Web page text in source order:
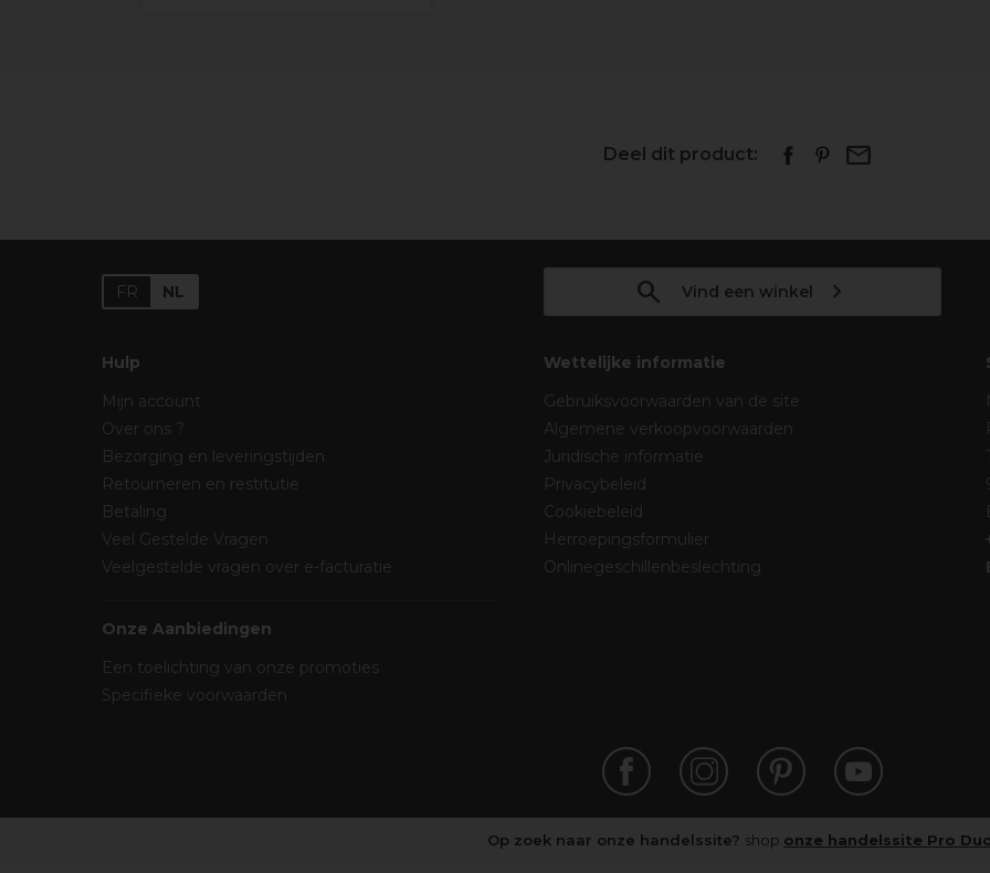
Deel dit product:
FR NL Vind een winkel
Hulp
Mijn account
Over ons ?
Bezorging en leveringstijden
Retourneren en restitutie
Betaling
Veel Gestelde Vragen
Veelgestelde vragen over e-facturatie
Onze Aanbiedingen
Een toelichting van onze promoties
Specifieke voorwaarden
Wettelijke informatie
Gebruiksvoorwaarden van de site
Algemene verkoopvoorwaarden
Juridische informatie
Privacybeleid
Cookiebeleid
Herroepingsformulier
Onlinegeschillenbeslechting
Op zoek naar onze handelssite? shop onze handelssite Pro